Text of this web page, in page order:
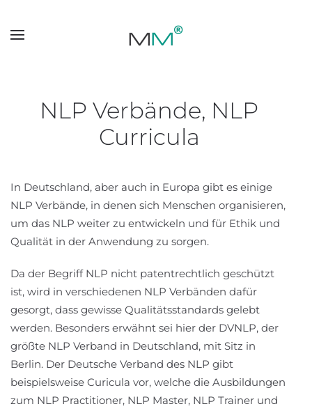
Skip to main content
NLP Verbände, NLP
Curricula
In Deutschland, aber auch in Europa gibt es einige
NLP Verbände, in denen sich Menschen organisieren,
um das NLP weiter zu entwickeln und für Ethik und
Qualität in der Anwendung zu sorgen.
Da der Begriff NLP nicht patentrechtlich geschützt
ist, wird in verschiedenen NLP Verbänden dafür
gesorgt, dass gewisse Qualitätsstandards gelebt
werden. Besonders erwähnt sei hier der DVNLP, der
größte NLP Verband in Deutschland, mit Sitz in
Berlin. Der Deutsche Verband des NLP gibt
beispielsweise Curicula vor, welche die Ausbildungen
zum NLP Practitioner, NLP Master, NLP Trainer und